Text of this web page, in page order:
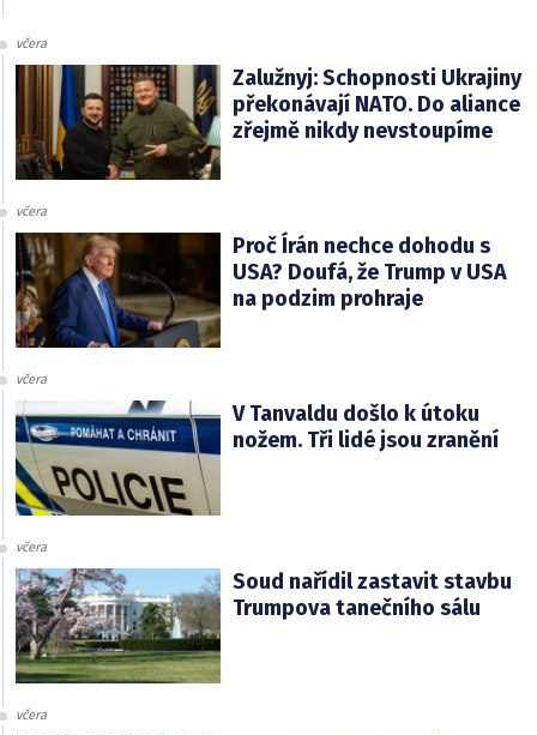
včera
Zalužnyj: Schopnosti Ukrajiny
překonávají NATO. Do aliance
zřejmě nikdy nevstoupíme
včera
Proč Írán nechce dohodu s
USA? Doufá, že Trump v USA
na podzim prohraje
včera
V Tanvaldu došlo k útoku
nožem. Tři lidé jsou zranění
včera
Soud nařídil zastavit stavbu
Trumpova tanečního sálu
včera